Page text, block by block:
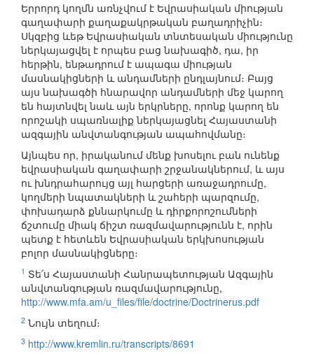
Երրորդ կողմն առնչվում է Եվրասիական միության
գաղափարի քաղաքակրթական բաղադրիչին։
Սկզբից ևեթ Եվրասիական տնտեսական միությունը
ներկայացվել է որպես բաց նախագիծ, դա, իր
հերթին, ենթադրում է ապագա միության
մասնակիցների և անդամների ընդլայնում։ Բայց
այս նախագծի հնարավոր անդամների մեջ կարող
են հայտնվել նաև այն երկրները, որոնք կարող են
որոշակի սպառնալիք ներկայացնել Հայաստանի
ազգային անվտանգության ապահովմանը։
Այնպես որ, իրականում մենք խոսելու բան ունենք
եվրասիական գաղափարի շրջանակներում, և այս
ու խնդրահարույց այլ հարցերի առաջադրումը,
կողմերի նպատակների և շահերի պարզումը,
փոխադարձ քննարկումը և դիրքորոշումների
ճշտումը միակ ճիշտ ռազմավարությունն է, որին
պետք է հետևեն Եվրասիական երկխոսության
բոլոր մասնակիցները։
1 Տե՛ս Հայաստանի Հանրապետության Ազգային
անվտանգության ռազմավարությունը,
http://www.mfa.am/u_files/file/doctrine/Doctrinerus.pdf
2 Նույն տեղում։
3 http://www.kremlin.ru/transcripts/8691